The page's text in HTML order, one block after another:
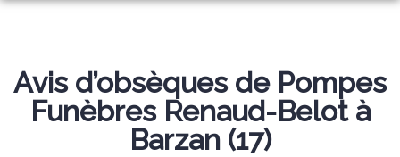
ORGANISER DES OBSÈQUES
PRÉVOIR SES OBSÈQUES
NOS AGENCES
SAINT-ROMAIN-DE-BENET
NOTRE CHAMBRE FUNERAIRE
ESPACES HOMMAGES
Avis d’obsèques de Pompes
Funèbres Renaud-Belot à
Barzan (17)